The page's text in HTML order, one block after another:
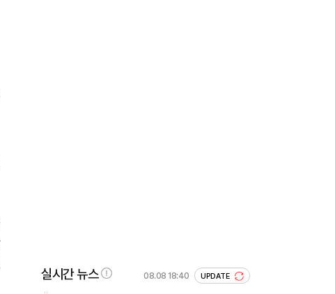
실시간 뉴스 08.08 18:40 UPDATE